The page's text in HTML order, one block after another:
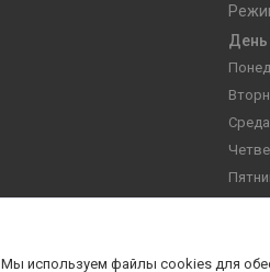
День
Среда
Мы используем файлы cookies для